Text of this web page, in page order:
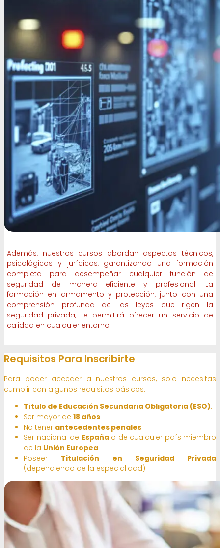
Además, nuestros cursos abordan aspectos técnicos,
psicológicos y jurídicos, garantizando una formación
completa para desempeñar cualquier función de
seguridad de manera eficiente y profesional. La
formación en armamento y protección, junto con una
comprensión profunda de las leyes que rigen la
seguridad privada, te permitirá ofrecer un servicio de
calidad en cualquier entorno.
Requisitos Para Inscribirte
Para poder acceder a nuestros cursos, solo necesitas
cumplir con algunos requisitos básicos:
Título de Educación Secundaria Obligatoria (ESO).
Ser mayor de 18 años.
No tener antecedentes penales.
Ser nacional de Españao de cualquier país miembro
de la Unión Europea.
Poseer Titulación en Seguridad Privada
(dependiendo de la especialidad).